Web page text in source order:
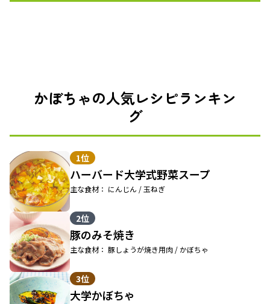
かぼちゃの人気レシピランキン
グ
1位
ハーバード大学式野菜スープ
主な食材： にんじん / 玉ねぎ
2位
豚のみそ焼き
主な食材： 豚しょうが焼き用肉 / かぼちゃ
3位
大学かぼちゃ